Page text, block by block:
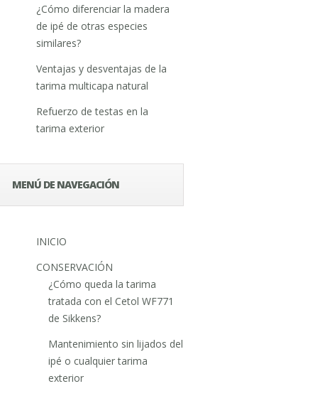
¿Cómo diferenciar la madera
de ipé de otras especies
similares?
Ventajas y desventajas de la
tarima multicapa natural
Refuerzo de testas en la
tarima exterior
MENÚ DE NAVEGACIÓN
INICIO
CONSERVACIÓN
¿Cómo queda la tarima
tratada con el Cetol WF771
de Sikkens?
Mantenimiento sin lijados del
ipé o cualquier tarima
exterior